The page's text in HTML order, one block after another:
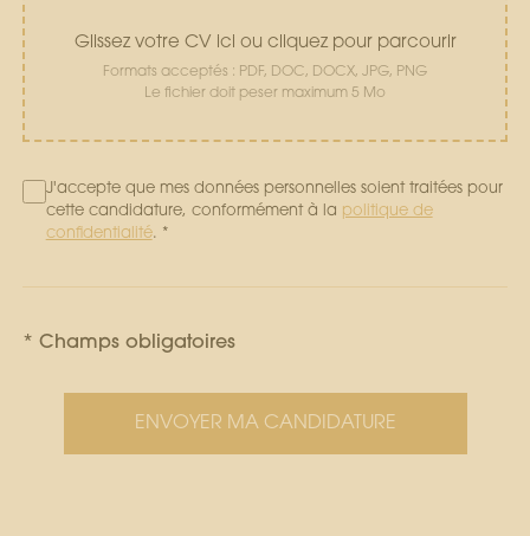
Glissez votre CV ici ou cliquez pour parcourir
Formats acceptés : PDF, DOC, DOCX, JPG, PNG
Le fichier doit peser maximum 5 Mo
J'accepte que mes données personnelles soient traitées pour
cette candidature, conformément à la politique de
confidentialité. *
* Champs obligatoires
ENVOYER MA CANDIDATURE